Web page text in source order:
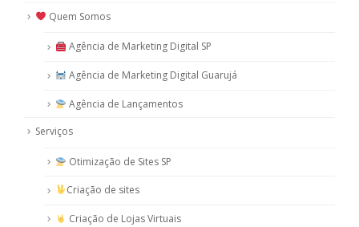
Quem Somos
Agência de Marketing Digital SP
Agência de Marketing Digital Guarujá
Agência de Lançamentos
Serviços
Otimização de Sites SP
Criação de sites
Criação de Lojas Virtuais